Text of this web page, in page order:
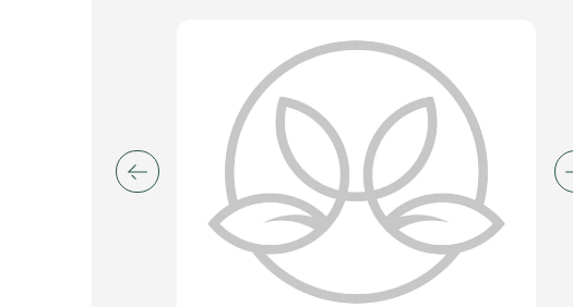
Игрушки мягкие